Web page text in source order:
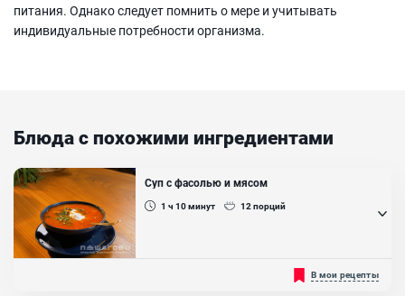
питания. Однако следует помнить о мере и учитывать
индивидуальные потребности организма.
Блюда с похожими ингредиентами
Суп с фасолью и мясом
1 ч 10минут 12порций
Советуем к вашему приготовлению ароматный, вкусный и очень
сытный суп с фасолью и мясом. Приготовить такой суп вы
В мои рецепты